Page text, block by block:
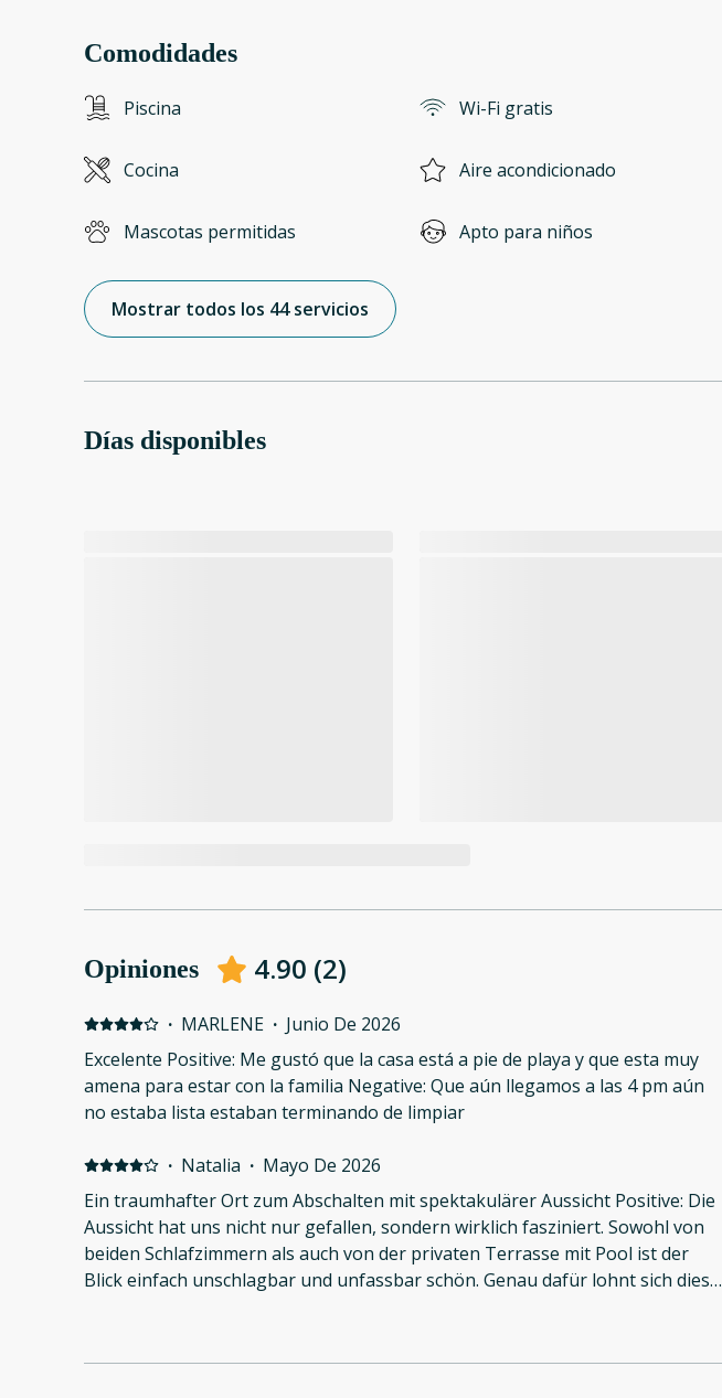
Comodidades
Piscina Wi-Fi gratis
Cocina Aire acondicionado
Mascotas permitidas Apto para niños
Mostrar todos los 44 servicios
Días disponibles
Opiniones 4.90 (2)
· MARLENE · Junio De 2026
Excelente Positive: Me gustó que la casa está a pie de playa y que esta muy
amena para estar con la familia Negative: Que aún llegamos a las 4 pm aún
no estaba lista estaban terminando de limpiar
· Natalia · Mayo De 2026
Ein traumhafter Ort zum Abschalten mit spektakulärer Aussicht Positive: Die
Aussicht hat uns nicht nur gefallen, sondern wirklich fasziniert. Sowohl von
beiden Schlafzimmern als auch von der privaten Terrasse mit Pool ist der
Blick einfach unschlagbar und unfassbar schön. Genau dafür lohnt sich dieser
vorhandenen Strandutensilien waren super praktisch und haben den